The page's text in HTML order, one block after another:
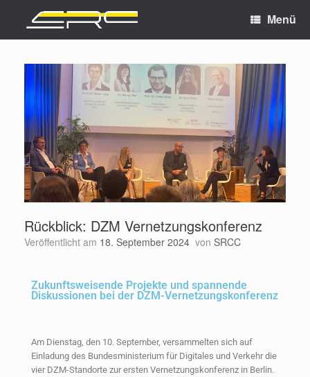
Menü
Rückblick: DZM Vernetzungskonferenz
Veröffentlicht am 18. September 2024 von SRCC
Zukunftsweisende Projekte und spannende
Diskussionen bei der DZM-Vernetzungskonferenz
Am Dienstag, den 10. September, versammelten sich auf
Einladung des Bundesministerium für Digitales und Verkehr die
vier DZM-Standorte zur ersten Vernetzungskonferenz in Berlin.